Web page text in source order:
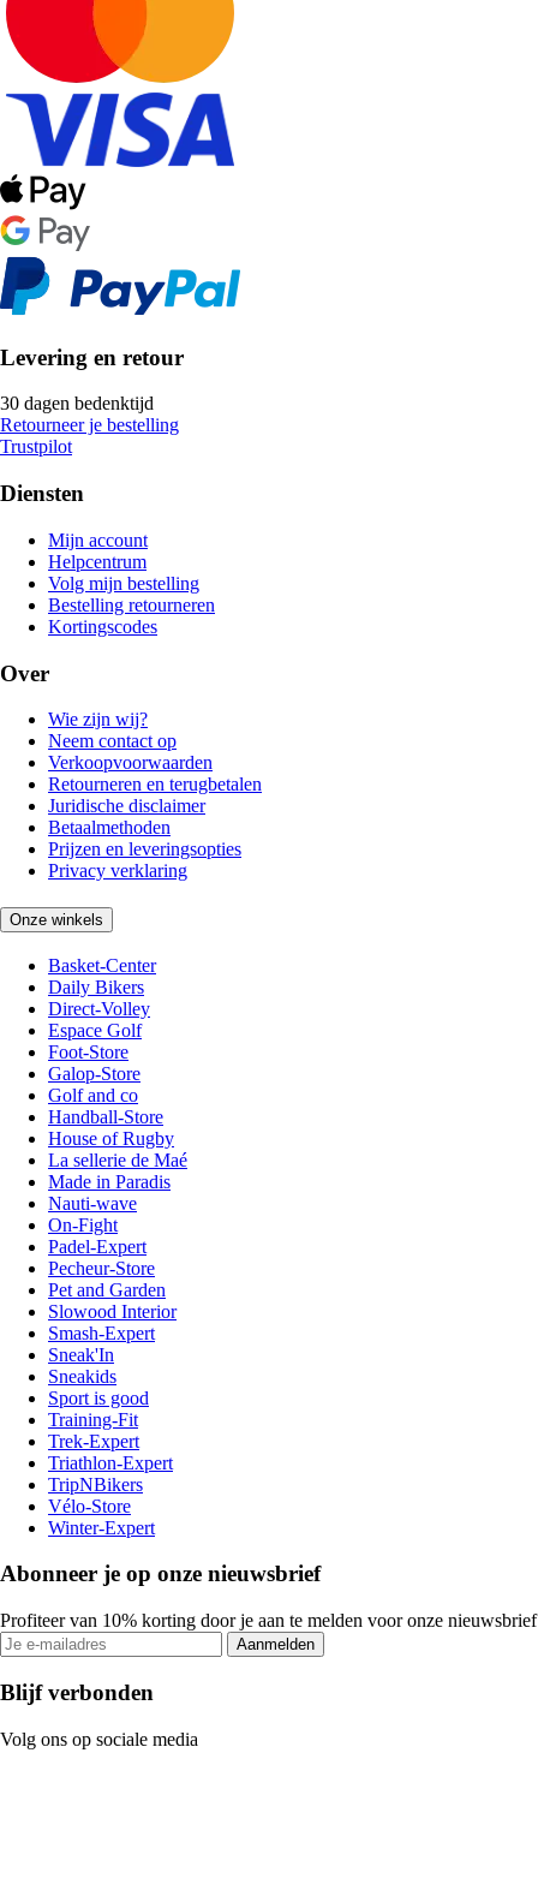
Levering en retour
30 dagen bedenktijd
Retourneer je bestelling
Trustpilot
Diensten
Mijn account
Helpcentrum
Volg mijn bestelling
Bestelling retourneren
Kortingscodes
Over
Wie zijn wij?
Neem contact op
Verkoopvoorwaarden
Retourneren en terugbetalen
Juridische disclaimer
Betaalmethoden
Prijzen en leveringsopties
Privacy verklaring
Onze winkels
Basket-Center
Daily Bikers
Direct-Volley
Espace Golf
Foot-Store
Galop-Store
Golf and co
Handball-Store
House of Rugby
La sellerie de Maé
Made in Paradis
Nauti-wave
On-Fight
Padel-Expert
Pecheur-Store
Pet and Garden
Slowood Interior
Smash-Expert
Sneak'In
Sneakids
Sport is good
Training-Fit
Trek-Expert
Triathlon-Expert
TripNBikers
Vélo-Store
Winter-Expert
Abonneer je op onze nieuwsbrief
Profiteer van 10% korting door je aan te melden voor onze nieuwsbrief
Aanmelden
Blijf verbonden
Volg ons op sociale media